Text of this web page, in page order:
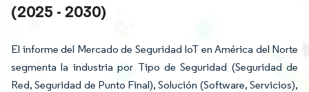
(2025 - 2030)
El informe del Mercado de Seguridad IoT en América del Norte
segmenta la industria por Tipo de Seguridad (Seguridad de
Red, Seguridad de Punto Final), Solución (Software, Servicios),